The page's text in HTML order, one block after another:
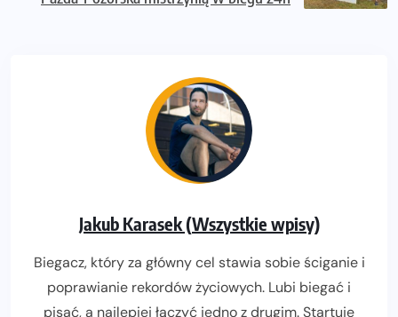
Jakub Karasek (Wszystkie wpisy)
Biegacz, który za główny cel stawia sobie ściganie i
poprawianie rekordów życiowych. Lubi biegać i
pisać, a najlepiej łączyć jedno z drugim. Startuje